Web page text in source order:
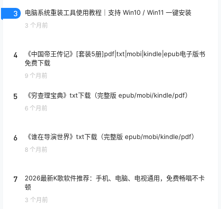
3 电脑系统重装工具使用教程｜支持 Win10 / Win11 一键安装
3 个月前
4
《中国帝王传记》[套装5册]pdf|txt|mobi|kindle|epub电子版书
免费下载
9 个月前
5 《穷查理宝典》txt下载（完整版 epub/mobi/kindle/pdf）
6 个月前
6 《谁在导演世界》txt下载（完整版 epub/mobi/kindle/pdf）
8 个月前
7
2026最新K歌软件推荐：手机、电脑、电视通用，免费畅唱不卡
顿
3 个月前